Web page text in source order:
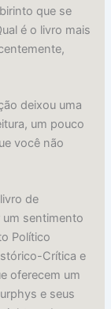
que se
é o livro mais
deixou uma
um pouco
você não
de
sentimento
Político
Crítica e
oferecem um
e seus